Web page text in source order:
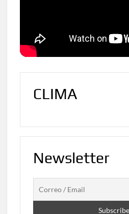
CLIMA
Newsletter